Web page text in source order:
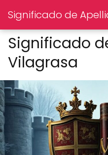
Significado de
Significado
Vilagrasa